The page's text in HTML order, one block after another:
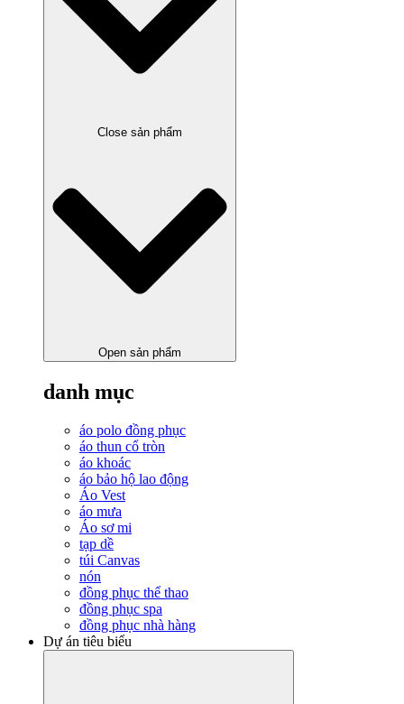
Close sản phẩm
Open sản phẩm
danh mục
áo polo đồng phục
áo thun cổ tròn
áo khoác
áo bảo hộ lao động
Áo Vest
áo mưa
Áo sơ mi
tạp dề
túi Canvas
nón
đồng phục thể thao
đồng phục spa
đồng phục nhà hàng
Dự án tiêu biểu